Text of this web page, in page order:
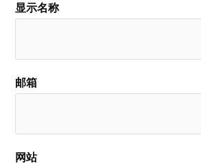
显示名称
邮箱
网站